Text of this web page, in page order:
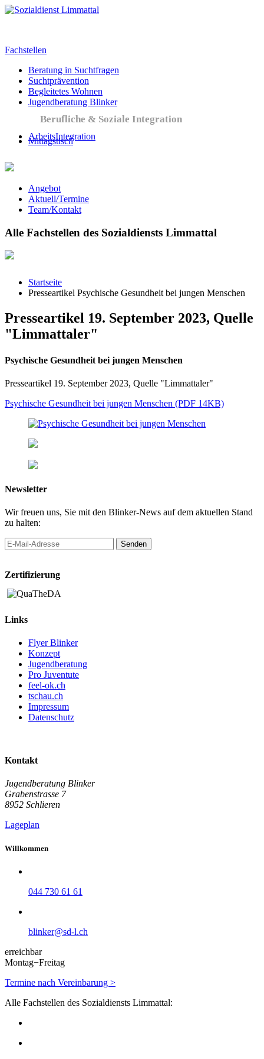
Fachstellen
Beratung in Suchtfragen
Suchtprävention
Begleitetes Wohnen
Jugendberatung Blinker
Berufliche & Soziale Integration
ArbeitsIntegration
Mittagstisch
Angebot
Aktuell/Termine
Team/Kontakt
Alle Fachstellen des Sozialdiensts Limmattal
Startseite
Presseartikel Psychische Gesundheit bei jungen Menschen
Presseartikel 19. September 2023, Quelle
"Limmattaler"
Psychische Gesundheit bei jungen Menschen
Presseartikel 19. September 2023, Quelle "Limmattaler"
Psychische Gesundheit bei jungen Menschen (PDF 14KB)
Newsletter
Wir freuen uns, Sie mit den Blinker-News auf dem aktuellen Stand
zu halten:
Zertifizierung
Links
Flyer Blinker
Konzept
Jugendberatung
Pro Juventute
feel-ok.ch
tschau.ch
Impressum
Datenschutz
Kontakt
Jugendberatung Blinker
Grabenstrasse 7
8952 Schlieren
Lageplan
Willkommen
044 730 61 61
blinker@sd-l.ch
erreichbar
Montag−Freitag
Termine nach Vereinbarung >
Alle Fachstellen des Sozialdiensts Limmattal: